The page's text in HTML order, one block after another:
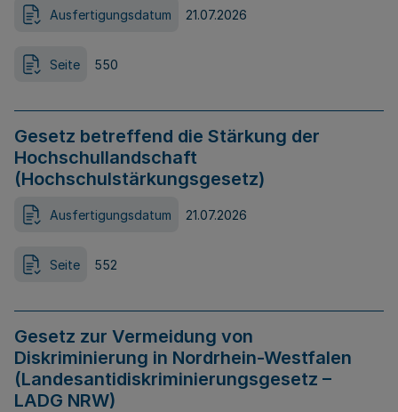
Ausfertigungsdatum 21.07.2026
Seite 550
Gesetz betreffend die Stärkung der
Hochschullandschaft
(Hochschulstärkungsgesetz)
Ausfertigungsdatum 21.07.2026
Seite 552
Gesetz zur Vermeidung von
Diskriminierung in Nordrhein-Westfalen
(Landesantidiskriminierungsgesetz –
LADG NRW)